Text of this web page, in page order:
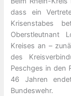
dass ein
Krisenstabes
Oberstleutnant
Kreises an –
des
Peschges in den
46 Jahren
Bundeswehr.